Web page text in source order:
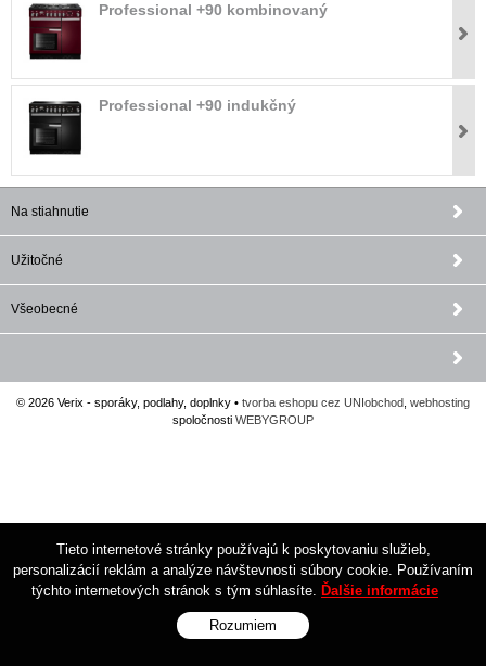
Professional +90 kombinovaný
Professional +90 indukčný
Na stiahnutie
Užitočné
Všeobecné
© 2026 Verix - sporáky, podlahy, doplnky • tvorba eshopu cez UNIobchod webhosting
spoločnosti WEBYGROUP
Tieto internetové stránky používajú k poskytovaniu služieb,
personalizácií reklám a analýze návštevnosti súbory cookie. Používaním
týchto internetových stránok s tým súhlasíte. Ďalšie informácie
Rozumiem